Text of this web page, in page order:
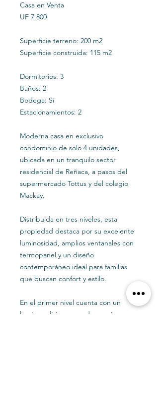
Casa en Venta
UF 7.800
Superficie terreno: 200 m2
Superficie construida: 115 m2
Dormitorios: 3
Baños: 2
Bodega: Sí
Estacionamientos: 2
Moderna casa en exclusivo
condominio de solo 4 unidades,
ubicada en un tranquilo sector
residencial de Reñaca, a pasos del
supermercado Tottus y del colegio
Mackay.
Distribuida en tres niveles, esta
propiedad destaca por su excelente
luminosidad, amplios ventanales con
termopanel y un diseño
contemporáneo ideal para familias
que buscan confort y estilo.
En el primer nivel cuenta con un
luminoso living-comedor, cocina